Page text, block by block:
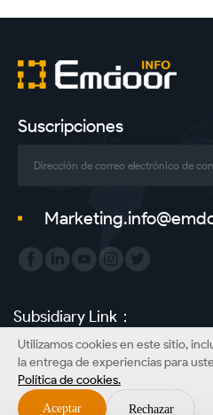
Suscripciones
Subsidiary Link：
Emdoor Group Emdoor VR
Derechos de autor©Información de
Utilizamos cookies en este sitio,
la entrega de experiencias para
Política de cookies.
Aceptar Rechazar